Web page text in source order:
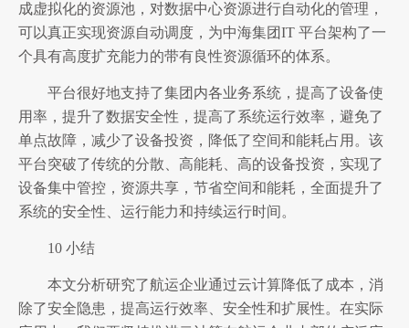
成虚拟化的资源池，对数据中心资源进行自动化的管理，
可以真正实现资源自动调度，为中海集团IT 平台架构了一
个具有高度扩充能力的带有良性资源循环的体系。
平台很好地支持了集团内各业务系统，提高了设备使
用率，提升了数据安全性，提高了系统运行效率，避免了
单点故障，减少了设备投资，降低了空间和能耗占用。该
平台突破了传统的分散、高能耗、高的设备投资，实现了
设备集中管控，资源共享，节省空间和能耗，全面提升了
系统的安全性、运行能力和持续运行时间。
10 小结
本文分析研究了航运企业通过云计算降低了成本，消
除了安全隐患，提高运行效率、安全性和扩展性。在实际